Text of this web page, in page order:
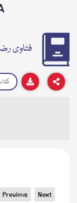
فتاوی
Previous Next